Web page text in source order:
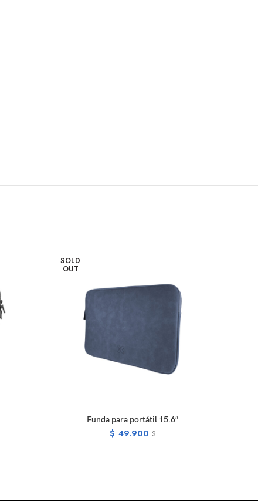
SOLD
OUT
READ MORE
Funda para portátil 15.6″
$ 49.900 $